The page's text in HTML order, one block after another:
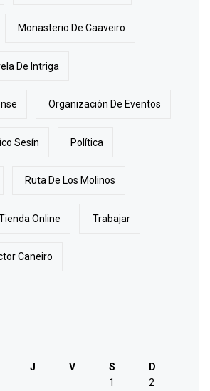
Monasterio De Caaveiro
De Intriga
Organización De Eventos
Sesín Política
Ruta De Los Molinos
Online Trabajar
Caneiro
J V S
D
1
2